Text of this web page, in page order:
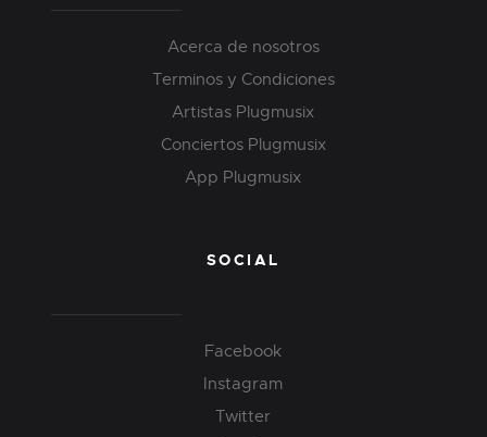
Acerca de nosotros
Terminos y Condiciones
Artistas Plugmusix
Conciertos Plugmusix
App Plugmusix
SOCIAL
Facebook
Instagram
Twitter